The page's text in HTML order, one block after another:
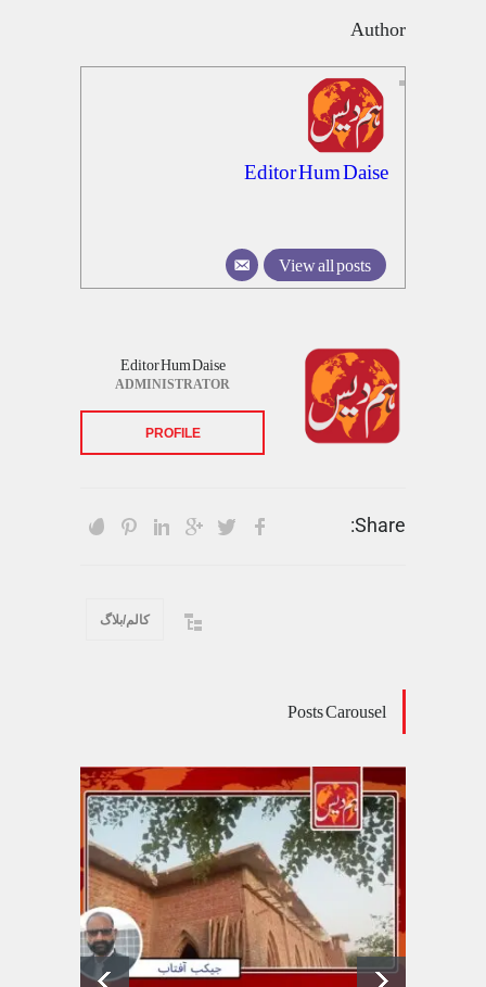
Author
Editor Hum Daise
View all posts
Editor Hum Daise
ADMINISTRATOR
PROFILE
Share:
کالم/بلاگ
Posts Carousel